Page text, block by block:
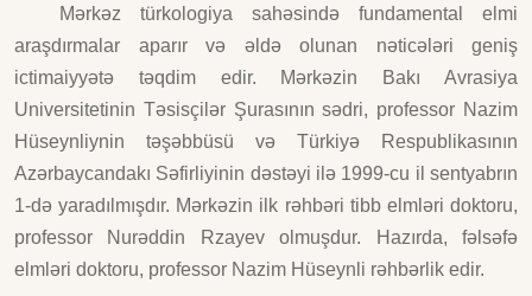
Mərkəz türkologiya sahəsində fundamental elmi
araşdırmalar aparır və əldə olunan nəticələri geniş
ictimaiyyətə təqdim edir. Mərkəzin Bakı Avrasiya
Universitetinin Təsisçilər Şurasının sədri, professor Nazim
Hüseynliynin təşəbbüsü və Türkiyə Respublikasının
Azərbaycandakı Səfirliyinin dəstəyi ilə 1999-cu il sentyabrın
1-də yaradılmışdır. Mərkəzin ilk rəhbəri tibb elmləri doktoru,
professor Nurəddin Rzayev olmuşdur. Hazırda, fəlsəfə
elmləri doktoru, professor Nazim Hüseynli rəhbərlik edir.